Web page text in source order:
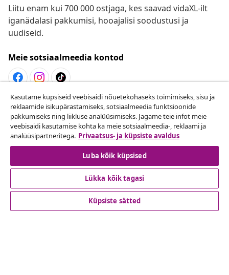
Liitu enam kui 700 000 ostjaga, kes saavad vidaXL-ilt
iganädalasi pakkumisi, hooajalisi soodustusi ja
uudiseid.
Meie sotsiaalmeedia kontod
Lepingust taganemine
Esita oma tellimuse kohta tagastamissoov.
Lepingust taganemine
Klienditeenindus
Kasutame küpsiseid veebisaidi nõuetekohaseks toimimiseks, sisu ja
reklaamide isikupärastamiseks, sotsiaalmeedia funktsioonide
pakkumiseks ning liikluse analüüsimiseks. Jagame teie infot meie
veebisaidi kasutamise kohta ka meie sotsiaalmeedia-, reklaami ja
analüüsipartneritega. Privaatsus- ja küpsiste avaldus
Luba kõik küpsised
Lükka kõik tagasi
Küpsiste sätted